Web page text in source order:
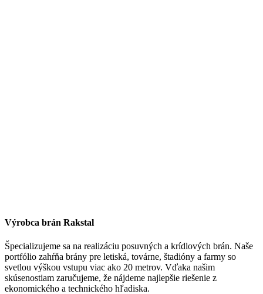
Výrobca brán Rakstal
Špecializujeme sa na realizáciu posuvných a krídlových brán. Naše
portfólio zahŕňa brány pre letiská, továrne, štadióny a farmy so
svetlou výškou vstupu viac ako 20 metrov. Vďaka našim
skúsenostiam zaručujeme, že nájdeme najlepšie riešenie z
ekonomického a technického hľadiska.